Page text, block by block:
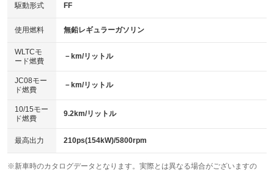
USB入力端子
：装備なし
100V電源
：装備なし
センターデフロック
：装備なし
電動格納ミラー
：装備あり
HID(キセノンライト)
：装備なし
バックカメラ
：装備なし
エアロ
：装備なし
：装備あり
パワーシート
ベンチシート
：装備なし
チップアップシート
：装備なし
：装備なし ：装備なし
駆動形式 FF
使用燃料 無鉛レギュラーガソリン
WLTCモ
ード燃費
－km/リットル
JC08モー
ド燃費
－km/リットル
10/15モー
ド燃費
9.2km/リットル
最高出力 210ps(154kW)/5800rpm
※新車時のカタログデータとなります。実際とは異なる場合がございますの